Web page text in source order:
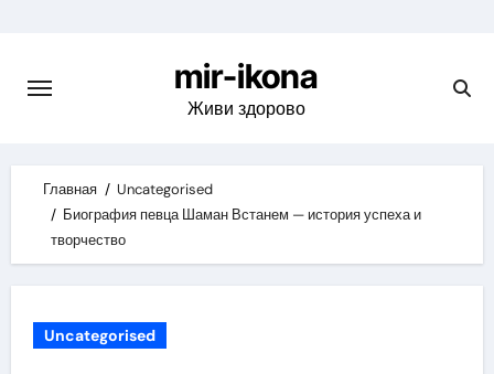
content
mir-ikona
Живи здорово
Главная
Uncategorised
Биография певца Шаман Встанем — история успеха и
творчество
Uncategorised